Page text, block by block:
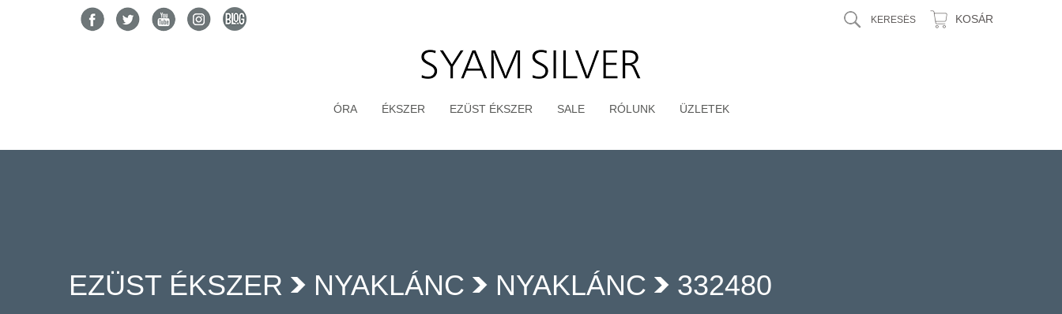
KOSÁR
ÓRA ÉKSZER EZÜST ÉKSZER SALE RÓLUNK ÜZLETEK
EZÜST ÉKSZER >
NYAKLÁNC >
NYAKLÁNC >
332480